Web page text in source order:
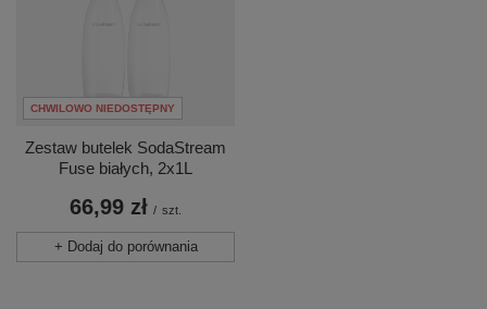
CHWILOWO NIEDOSTĘPNY
Zestaw butelek SodaStream
Fuse białych, 2x1L
66,99 zł / szt.
+ Dodaj do porównania